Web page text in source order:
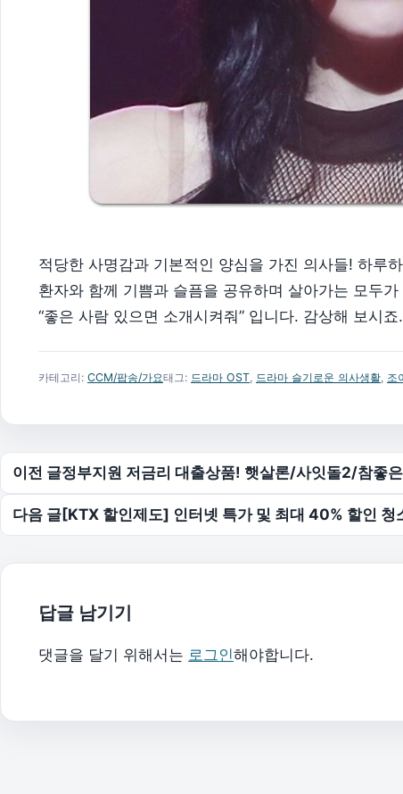
적당한 사명감과 기본적인 양심을 가진 의사들! 하루
환자와 함께 기쁨과 슬픔을 공유하며 살아가는 모두
“좋은 사람 있으면 소개시켜줘” 입니다. 감상해 보시죠.
카테고리: CCM/팝송/가요태그: 드라마 OST, 드라마 슬기로운 의사생활, 조
글 탐색
이전 글정부지원 저금리 대출상품! 햇살론/사잇돌2/참좋
다음 글 [KTX 할인제도] 인터넷 특가 및 최대 40% 할인 청
답글 남기기
댓글을 달기 위해서는 로그인해야합니다.